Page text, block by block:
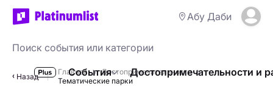
Абу Даби
События Достопримечательности и
Назад Главная
Достопримечательности
Тематические парки